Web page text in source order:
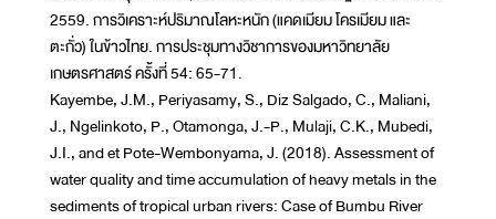
2559. การวิเคราะห์ปริมาณโลหะหนัก (แคดเมียม โครเมียม และ
ตะกั่ว) ในข้าวไทย. การประชุมทางวิชาการของมหาวิทยาลัย
เกษตรศาสตร์ ครั้งที่ 54: 65-71.
Kayembe, J.M., Periyasamy, S., Diz Salgado, C., Maliani,
J., Ngelinkoto, P., Otamonga, J.-P., Mulaji, C.K., Mubedi,
J.I., and et Pote-Wembonyama, J. (2018). Assessment of
water quality and time accumulation of heavy metals in the
sediments of tropical urban rivers: Case of Bumbu River